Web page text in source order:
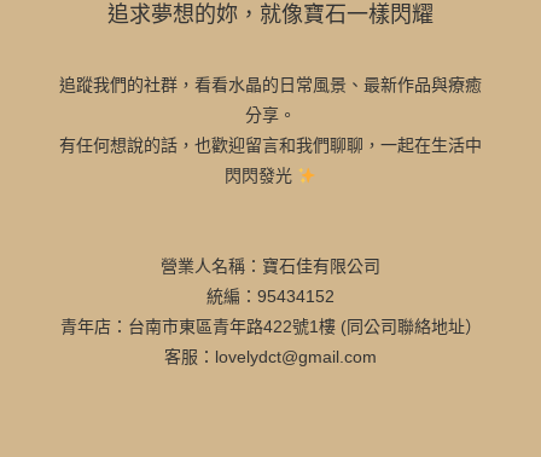
追求夢想的妳，就像寶石一樣閃耀
追蹤我們的社群，看看水晶的日常風景、最新作品與療癒
分享。
有任何想說的話，也歡迎留言和我們聊聊，一起在生活中
閃閃發光
營業人名稱：寶石佳有限公司
統編：95434152
青年店：台南市東區青年路422號1樓 (同公司聯絡地址）
客服：lovelydct@gmail.com